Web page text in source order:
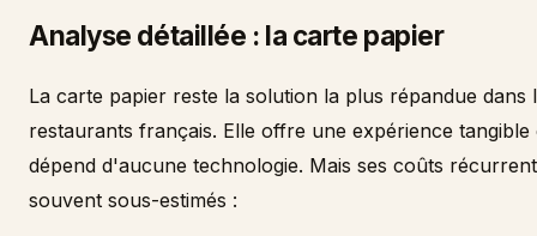
Analyse détaillée : la carte papier
La carte papier reste la solution la plus répandue dans
restaurants français. Elle offre une expérience tangible
dépend d'aucune technologie. Mais ses coûts
souvent sous-estimés :